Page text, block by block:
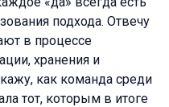
подхода. Отвечу
в процессе
хранения и
как команда среди
тот, которым в итоге